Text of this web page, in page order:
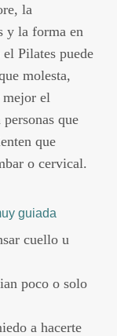
la
y la forma en
Pilates puede
molesta,
mejor el
que
que
o cervical.
guiada
cuello u
poco o solo
a hacerte